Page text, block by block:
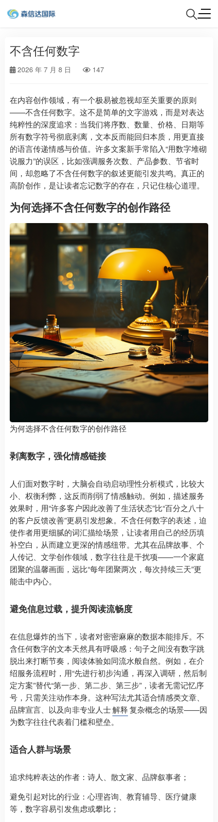
不含任何数字
2026 年 7 月 8 日 147
在内容创作领域，有一个极易被忽视却至关重要的原则
——不含任何数字。这不是简单的文字游戏，而是对表达
纯粹性的深度追求：当我们将序数、数量、价格、日期等
所有数字符号彻底剥离，文本反而能回归本质，用更直接
的语言传递情感与价值。许多文案新手常陷入“用数字堆砌
说服力”的误区，比如强调服务次数、产品参数、节省时
间，却忽略了不含任何数字的叙述更能引发共鸣。真正的
高阶创作，是让读者忘记数字的存在，只记住核心道理。
为何选择不含任何数字的创作路径
为何选择不含任何数字的创作路径
剥离数字，强化情感链接
人们面对数字时，大脑会自动启动理性分析模式，比较大
小、权衡利弊，这反而削弱了情感触动。例如，描述服务
效果时，用“许多客户因此改善了生活状态”比“百分之八十
的客户反馈改善”更易引发想象。不含任何数字的表述，迫
使作者用更细腻的词汇描绘场景，让读者用自己的经历填
补空白，从而建立更深的情感纽带。尤其在品牌故事、个
人传记、文学创作领域，数字往往是干扰项——一个家庭
团聚的温馨画面，远比“每年团聚两次，每次持续三天”更
能击中内心。
避免信息过载，提升阅读流畅度
在信息爆炸的当下，读者对密密麻麻的数据本能排斥。不
含任何数字的文本天然具有呼吸感：句子之间没有数字跳
脱出来打断节奏，阅读体验如同流水般自然。例如，在介
绍服务流程时，用“先进行初步沟通，再深入调研，然后制
定方案”替代“第一步、第二步、第三步”，读者无需记忆序
号，只需关注动作本身。这种写法尤其适合情感类文章、
品牌宣言、以及向非专业人士解释复杂概念的场景——因
为数字往往代表着门槛和壁垒。
适合人群与场景
追求纯粹表达的作者：诗人、散文家、品牌叙事者；
避免引起对比的行业：心理咨询、教育辅导、医疗健康
等，数字容易引发焦虑或攀比；